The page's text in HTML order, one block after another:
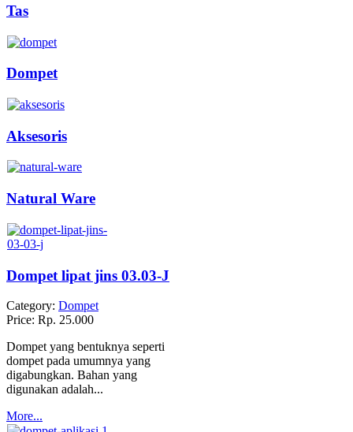
Tas
Dompet
Aksesoris
Natural Ware
Dompet lipat jins 03.03-J
Category: Dompet
Price: Rp. 25.000
Dompet yang bentuknya seperti
dompet pada umumnya yang
digabungkan. Bahan yang
digunakan adalah...
More...